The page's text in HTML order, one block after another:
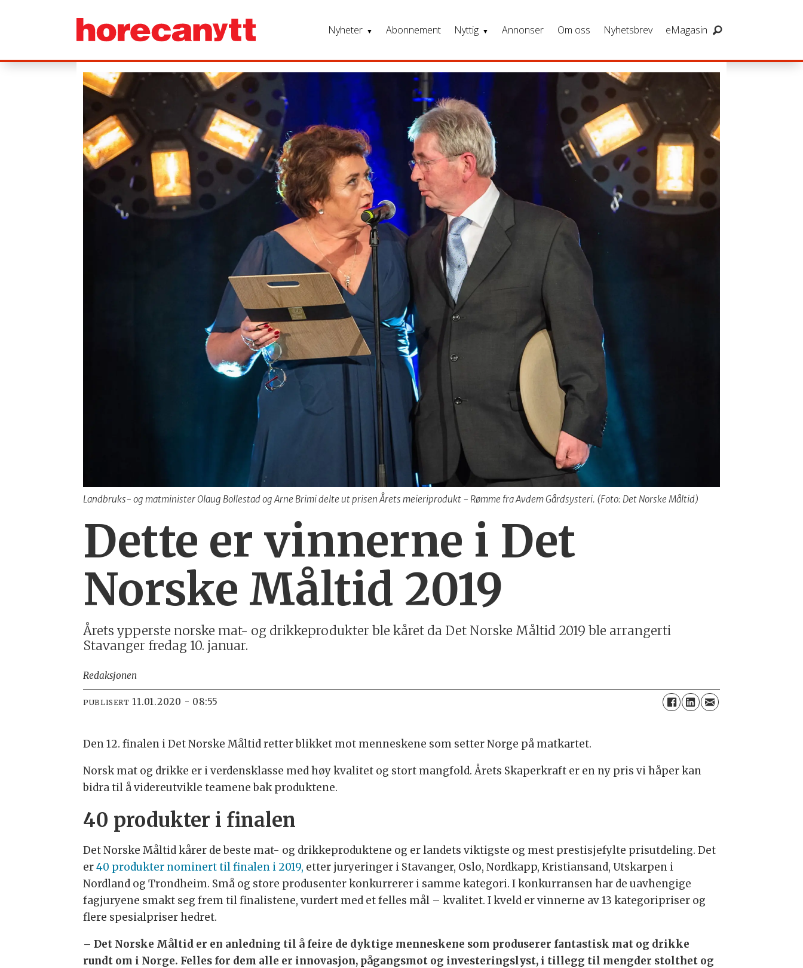
Nyheter Abonnement Nyttig Annonser Om oss Nyhetsbrev eMagasin
Landbruks- og matminister Olaug Bollestad og Arne Brimi delte ut prisen Årets meieriprodukt - Rømme fra Avdem Gårdsysteri. (Foto: Det Norske Måltid)
Dette er vinnerne i Det
Norske Måltid 2019
Årets ypperste norske mat- og drikkeprodukter ble kåret da Det Norske Måltid 2019 ble arrangerti
Stavanger fredag 10. januar.
Redaksjonen
PUBLISERT 11.01.2020 - 08:55
Den 12. finalen i Det Norske Måltid retter blikket mot menneskene som setter Norge på matkartet.
Norsk mat og drikke er i verdensklasse med høy kvalitet og stort mangfold. Årets Skaperkraft er en ny pris vi håper kan
bidra til å videreutvikle teamene bak produktene.
40 produkter i finalen
Det Norske Måltid kårer de beste mat- og drikkeproduktene og er landets viktigste og mest prestisjefylte prisutdeling. Det
er40 produkter nominert til finalen i 2019, etter juryeringer i Stavanger, Oslo, Nordkapp, Kristiansand, Utskarpen i
Nordland og Trondheim. Små og store produsenter konkurrerer i samme kategori. I konkurransen har de uavhengige
fagjuryene smakt seg frem til finalistene, vurdert med et felles mål – kvalitet. I kveld er vinnerne av 13 kategoripriser og
flere spesialpriser hedret.
– Det Norske Måltid er en anledning til å feire de dyktige menneskene som produserer fantastisk mat og drikke
rundt om i Norge. Felles for dem alle er innovasjon, pågangsmot og investeringslyst, i tillegg til mengder stolthet og